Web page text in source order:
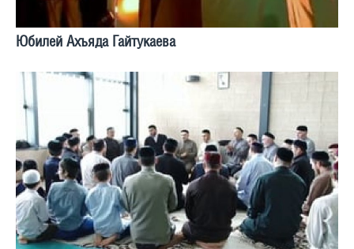
Юбилей Ахъяда Гайтукаева